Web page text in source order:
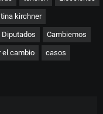
kirchner
Diputados Cambiemos
el cambio casos